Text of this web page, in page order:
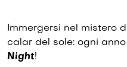
Immergersi nel mistero
calar del sole: ogni
Night!